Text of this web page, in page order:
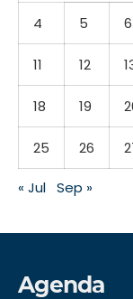
4 5 6
11 12
18 19
25 26
« Jul Sep »
Agenda